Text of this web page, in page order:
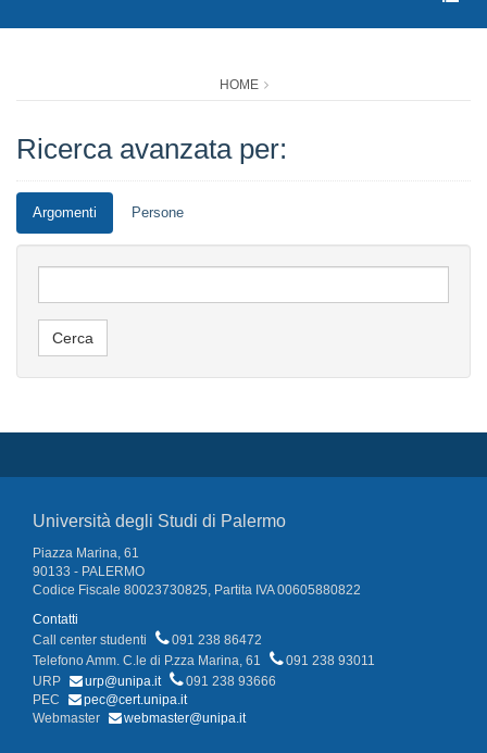
HOME
Ricerca avanzata per:
Argomenti Persone
Università degli Studi di Palermo
Piazza Marina, 61
90133 - PALERMO
Codice Fiscale 80023730825, Partita IVA 00605880822
Contatti
Call center studenti
091 238 86472
Telefono Amm. C.le di P.zza Marina, 61
091 238 93011
URP
urp@unipa.it
091 238 93666
PEC
pec@cert.unipa.it
Webmaster
webmaster@unipa.it